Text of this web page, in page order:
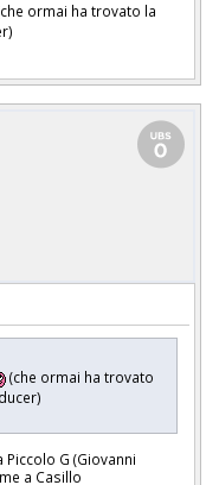
ormai ha trovato la
(che ormai ha trovato
G (Giovanni
a Casillo